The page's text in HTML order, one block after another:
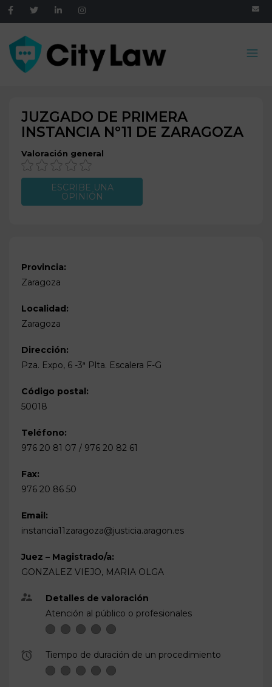
JUZGADO DE PRIMERA
INSTANCIA Nº11 DE ZARAGOZA
Valoración general
ESCRIBE UNA
OPINIÓN
Provincia:
Zaragoza
Localidad:
Zaragoza
Dirección:
Pza. Expo, 6 -3ª Plta. Escalera F-G
Código postal:
50018
Teléfono:
976 20 81 07 / 976 20 82 61
Fax:
976 20 86 50
Email:
instancia11zaragoza@justicia.aragon.es
Juez – Magistrado/a:
GONZALEZ VIEJO, MARIA OLGA
Detalles de valoración
Atención al público o profesionales
Tiempo de duración de un procedimiento